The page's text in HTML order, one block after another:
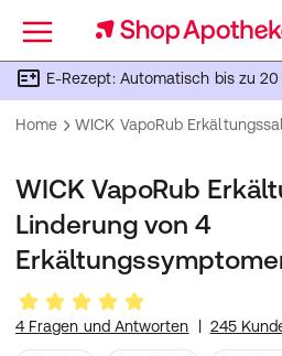
Menü
E-Rezept: Automatisch bis zu
Home WICK VapoRub
WICK VapoRub
Linderung von 4
245
4 Fragen und Antworten